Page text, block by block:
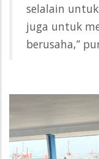
selalain
juga untuk
berusaha,”